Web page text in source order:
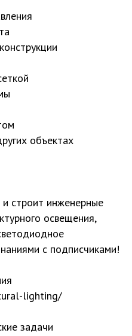
объектах
и строит инженерные
освещения,
с подписчиками!
lighting/
задачи